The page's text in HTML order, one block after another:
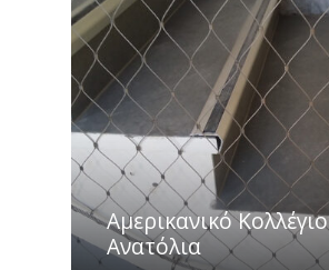
Αμερικανικό Κολλέγιο
Ανατόλια